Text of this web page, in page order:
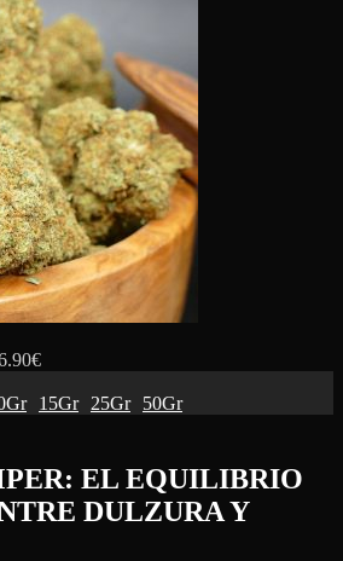
€
15Gr 25Gr 50Gr
EL EQUILIBRIO
DULZURA Y